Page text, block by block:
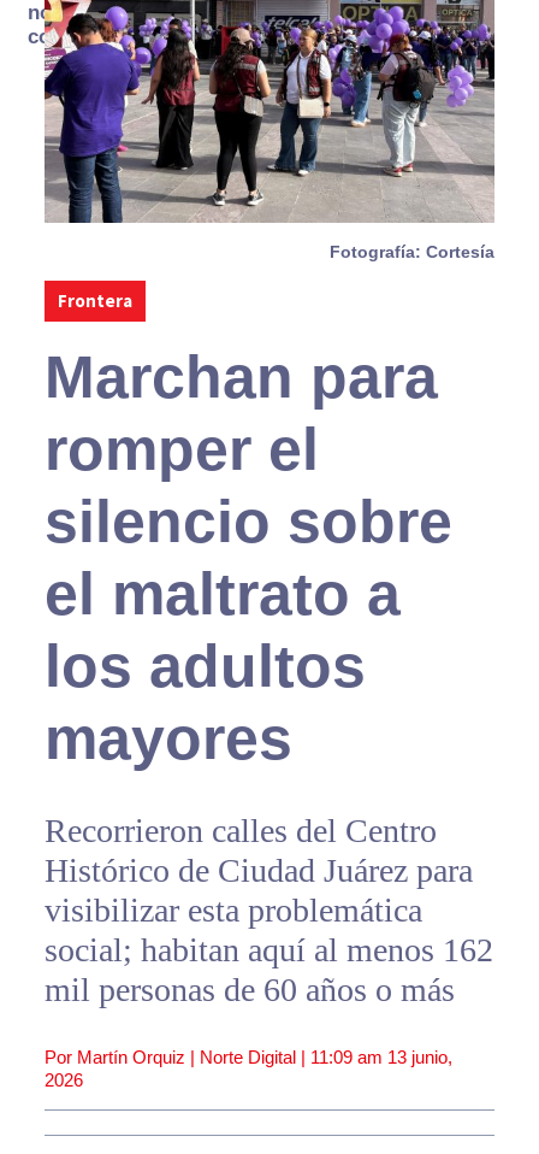
no se
consume
Fotografía: Cortesía
Frontera
Marchan para
romper el
silencio sobre
el maltrato a
los adultos
mayores
Recorrieron calles del Centro
Histórico de Ciudad Juárez para
visibilizar esta problemática
social; habitan aquí al menos 162
mil personas de 60 años o más
Por Martín Orquiz | Norte Digital | 11:09 am 13 junio,
2026